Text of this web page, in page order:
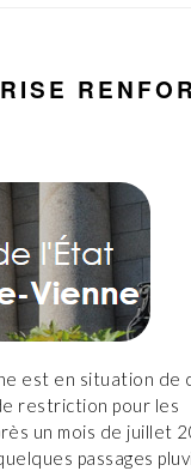
est en situation de
restriction pour les
un mois de juillet
passages